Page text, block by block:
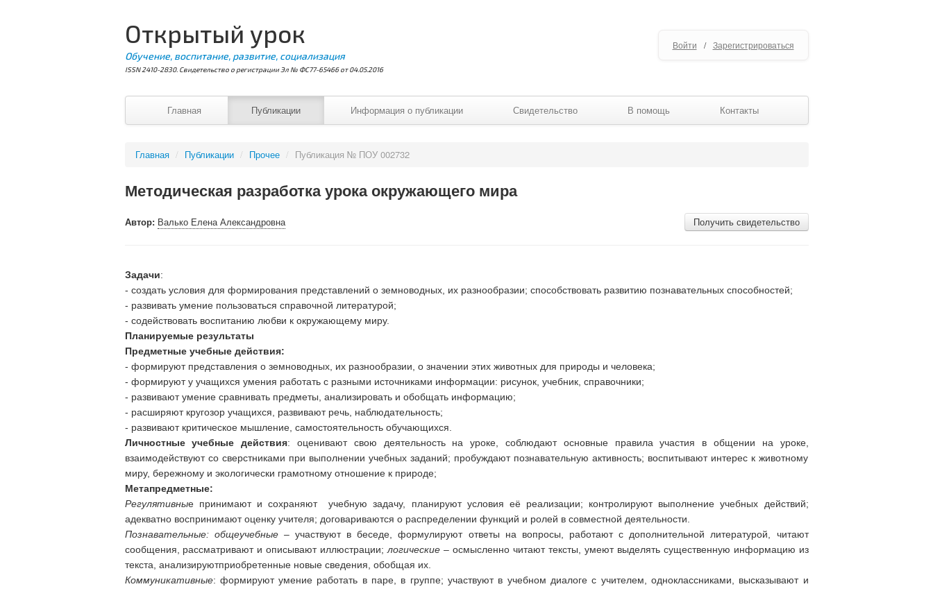
Открытый урок
Обучение, воспитание, развитие, социализация
ISSN 2410-2830. Свидетельство о регистрации Эл № ФС77-65466 от 04.05.2016
Войти / Зарегистрироваться
Главная Публикации Информация о публикации Свидетельство В помощь Контакты
Главная / Публикации / Прочее / Публикация № ПОУ 002732
Методическая разработка урока окружающего мира
Получить свидетельство
Автор: Валько Елена Александровна
Задачи:
- создать условия для формирования представлений о земноводных, их разнообразии; способствовать развитию познавательных способностей;
- развивать умение пользоваться справочной литературой;
- содействовать воспитанию любви к окружающему миру.
Планируемые результаты
Предметные учебные действия:
- формируют представления о земноводных, их разнообразии, о значении этих животных для природы и человека;
- формируют у учащихся умения работать с разными источниками информации: рисунок, учебник, справочники;
- развивают умение сравнивать предметы, анализировать и обобщать информацию;
- расширяют кругозор учащихся, развивают речь, наблюдательность;
- развивают критическое мышление, самостоятельность обучающихся.
Личностные учебные действия: оценивают свою деятельность на уроке, соблюдают основные правила участия в общении на уроке,
взаимодействуют со сверстниками при выполнении учебных заданий; пробуждают познавательную активность; воспитывают интерес к животному
миру, бережному и экологически грамотному отношение к природе;
Метапредметные:
Регулятивные принимают и сохраняют учебную задачу, планируют условия её реализации; контролируют выполнение учебных действий;
адекватно воспринимают оценку учителя; договариваются о распределении функций и ролей в совместной деятельности.
Познавательные: общеучебные – участвуют в беседе, формулируют ответы на вопросы, работают с дополнительной литературой, читают
сообщения, рассматривают и описывают иллюстрации;логические –осмысленно читают тексты, умеют выделять существенную информацию из
текста, анализируютприобретенные новые сведения, обобщая их.
Коммуникативные: формируют умение работать в паре, в группе; участвуют в учебном диалоге с учителем, одноклассниками, высказывают и